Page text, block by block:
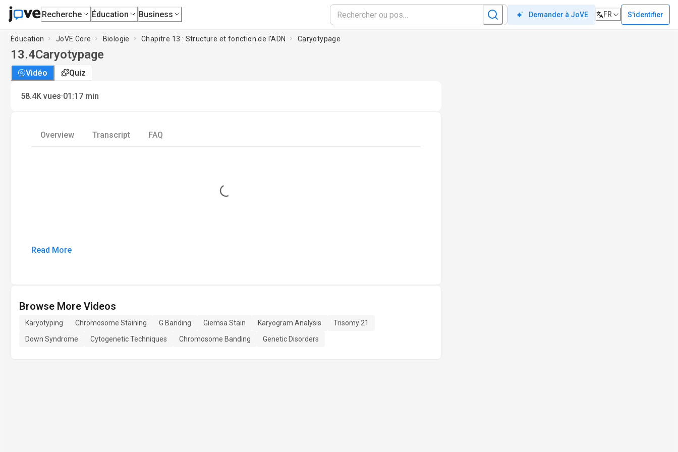
Recherche Éducation Business Demander à JoVE FR S'identifier
Éducation JoVE Core Biologie Chapitre 13 : Structure et fonction de l'ADN Caryotypage
13.4Caryotypage
Vidéo Quiz
58.4K vues·01:17 min
Overview Transcript FAQ
Loading...
Read More
Browse More Videos
Karyotyping Chromosome Staining G Banding Giemsa Stain Karyogram Analysis
Trisomy 21
Down Syndrome
Cytogenetic Techniques Chromosome Banding Genetic Disorders